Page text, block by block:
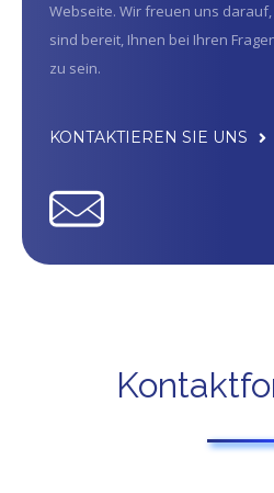
Webseite. Wir freuen uns
sind bereit, Ihnen bei Ihren
zu sein.
KONTAKTIEREN SIE UNS